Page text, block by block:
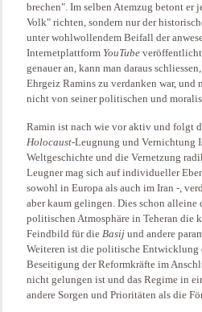
brechen". Im selben Atemzug betont er
Volk" richten, sondern nur der
unter wohlwollendem Beifall der
Internetplattform YouTube
genauer an, kann man daraus
Ehrgeiz Ramins zu verdanken war,
nicht von seiner politischen und
Ramin ist nach wie vor aktiv und folgt
Holocaust-Leugnung und Vernichtung
Weltgeschichte und die Vernetzung
Leugner mag sich auf individueller
sowohl in Europa als auch im Iran -,
aber kaum gelingen. Dies schon
politischen Atmosphäre in Teheran die
Feindbild für die Basij und andere
Weiteren ist die politische Entwicklung
Beseitigung der Reformkräfte im
nicht gelungen ist und das Regime in
andere Sorgen und Prioritäten als die